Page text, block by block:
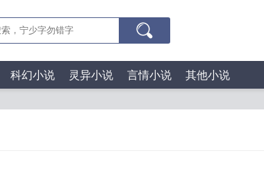
科幻小说 灵异小说 言情小说 其他小说